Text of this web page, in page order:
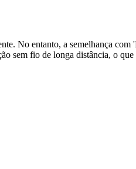
No entanto, a semelhança
sem fio de longa distância, o